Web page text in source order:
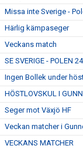
Missa inte Sverige -
Härlig kämpaseger
Veckans match
SE SVERIGE - POLEN
Ingen Bollek under
HÖSTLOVSKUL I
Seger mot Växjö HF
Veckan matcher i
VECKANS MATCHER